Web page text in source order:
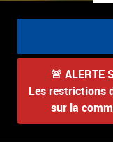
🚨 ALERTE
Les restrictions
sur la